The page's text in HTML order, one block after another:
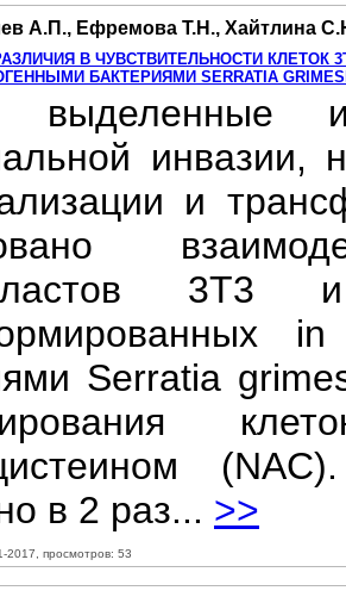
А.П., Ефремова Т.Н., Хайтлина
В ЧУВСТВИТЕЛЬНОСТИ КЛЕТОК
БАКТЕРИЯМИ SERRATIA
выделенные
инвазии,
и
3Т3
Serratia
в 2 раз... >>
2017, просмотров: 53